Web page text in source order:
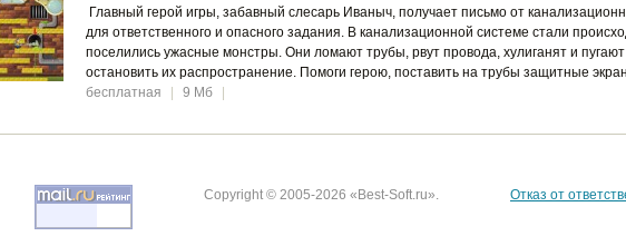
Главный герой игры, забавный слесарь Иваныч, получает письмо от
для ответственного и опасного задания. В канализационной системе стали
поселились ужасные монстры. Они ломают трубы, рвут провода, хулиганят и
остановить их распространение. Помоги герою, поставить на трубы защитные
бесплатная
| 9 Мб |
Copyright © 2005-2026 «Best-Soft.ru». Отказ от